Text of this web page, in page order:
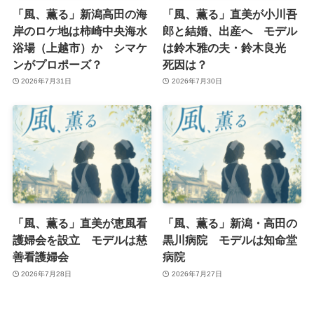
「風、薫る」新潟高田の海
岸のロケ地は柿崎中央海水
浴場（上越市）か シマケ
ンがプロポーズ？
2026年7月31日
「風、薫る」直美が小川吾
郎と結婚、出産へ モデル
は鈴木雅の夫・鈴木良光
死因は？
2026年7月30日
「風、薫る」直美が恵風看
護婦会を設立 モデルは慈
善看護婦会
2026年7月28日
「風、薫る」新潟・高田の
黒川病院 モデルは知命堂
病院
2026年7月27日